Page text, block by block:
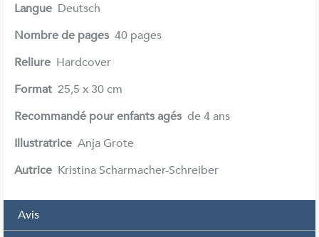
Langue Deutsch
Nombre de pages 40 pages
Reliure Hardcover
Format 25,5 x 30 cm
Recommandé pour enfants agés de 4 ans
Illustratrice Anja Grote
Autrice Kristina Scharmacher-Schreiber
Avis